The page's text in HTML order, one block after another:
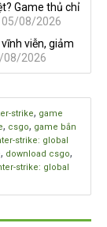
Game thủ chỉ
05/08/2026
viễn, giảm
08/2026
strike, game
, csgo, game bắn
strike: global
, download csgo,
strike: global